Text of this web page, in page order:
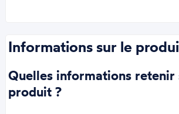
Informations sur le
Quelles informations retenir
produit ?